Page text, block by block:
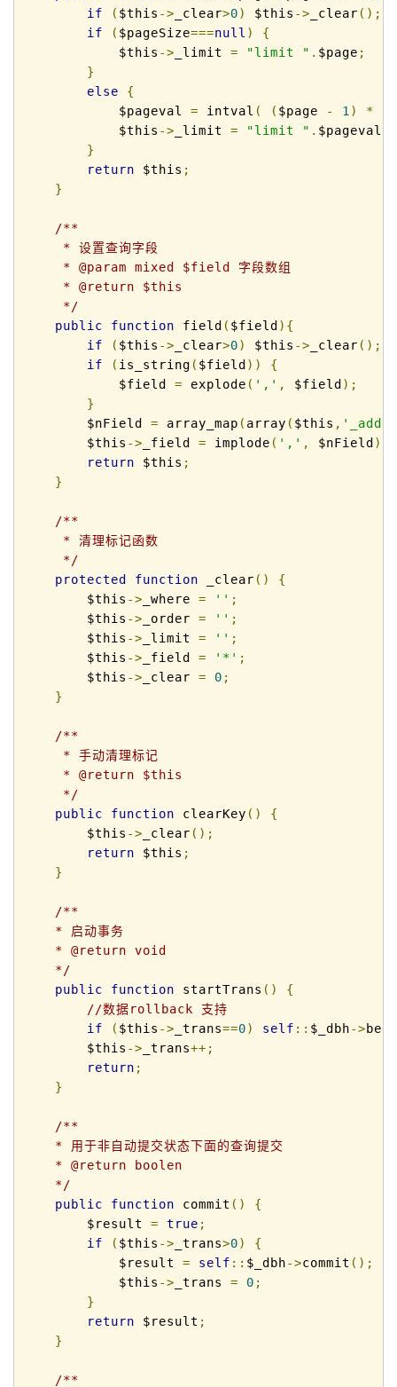
if
( $this -> _clear>0) $this -> _clear ();
if
( $pageSize===null )
{
$this -> _limit = "limit " . $page ;
}
else
{
$pageval = intval ( ( $page - 1 ) *
$this -> _limit = "limit " . $pageval
}
return $this ;
}
/**
* 设置查询字段
* @param mixed $field 字段数组
* @return $this
*/
public
function field ( $field){
if
( $this -> _clear>0) $this -> _clear ();
if
( is_string ( $field))
{
$field = explode ( ',' , $field);
}
$nField = array_map ( array ( $this ,
$this -> _field = implode ( ',' , $nField);
return $this ;
}
/**
* 清理标记函数
*/
protected
function _clear ()
{
$this -> _where = '' ;
$this -> _order = '' ;
$this -> _limit = '' ;
$this -> _field = '*' ;
$this -> _clear = 0 ;
}
/**
* 手动清理标记
* @return $this
*/
public
function clearKey ()
{
$this -> _clear ();
return $this ;
}
/**
* 启动事务
* @return void
*/
public
function startTrans ()
{
//数据rollback 支持
if
( $this -> _trans==0) self :: $_dbh->
$this -> _trans++;
return ;
}
/**
* 用于非自动提交状态下面的查询提交
* @return boolen
*/
public
function commit ()
{
$result = true ;
if
( $this -> _trans>0)
{
$result = self :: $_dbh->commit ();
$this -> _trans = 0 ;
}
return $result ;
}
/**